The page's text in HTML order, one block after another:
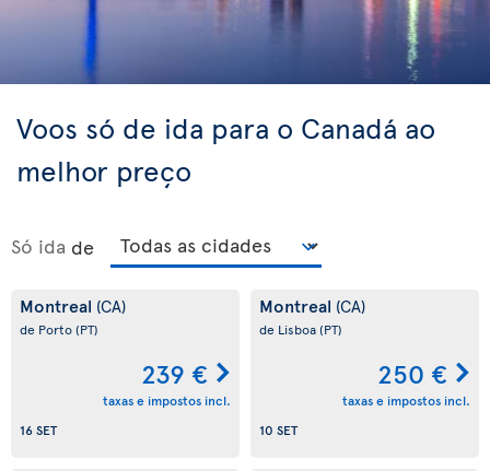
Voos só de ida para o Canadá ao
melhor preço
Só ida de
Montreal (CA)
de Porto(PT)
239 €
taxas e impostos incl.
16 SET
Montreal (CA)
de Lisboa(PT)
250 €
taxas e impostos incl.
10 SET